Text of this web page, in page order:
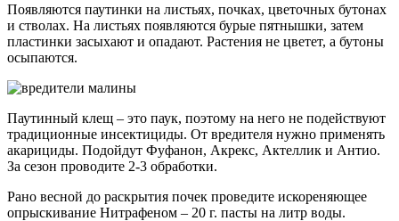
Появляются паутинки на листьях, почках, цветочных бутонах
и стволах. На листьях появляются бурые пятнышки, затем
пластинки засыхают и опадают. Растения не цветет, а бутоны
осыпаются.
Паутинный клещ – это паук, поэтому на него не подействуют
традиционные инсектициды. От вредителя нужно применять
акарициды. Подойдут Фуфанон, Акрекс, Актеллик и Антио.
За сезон проводите 2-3 обработки.
Рано весной до раскрытия почек проведите искореняющее
опрыскивание Нитрафеном – 20 г. пасты на литр воды.